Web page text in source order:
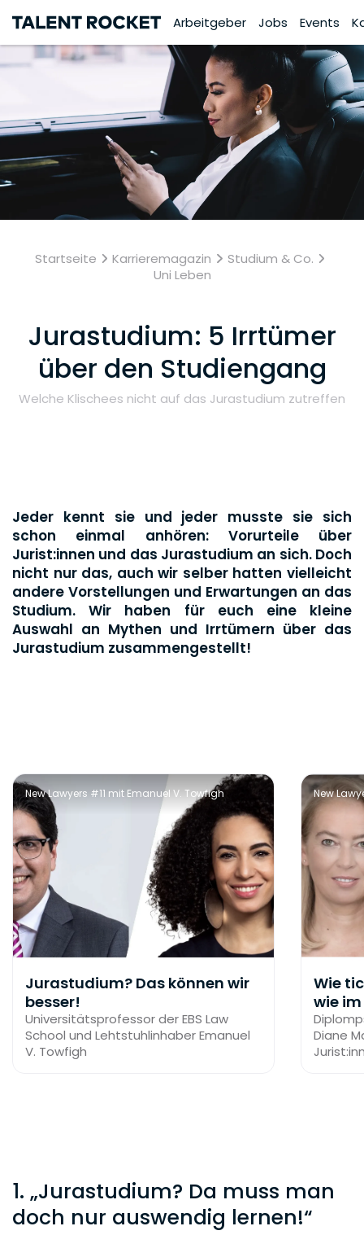
Arbeitgeber Jobs Events
Startseite Karrieremagazin
Studium & Co.
Uni Leben
Jurastudium: 5 Irrtümer
über den Studiengang
Welche Klischees nicht auf das Jurastudium zutreffen
Jeder kennt sie und jeder musste sie sich
schon einmal anhören: Vorurteile über
Jurist:innen und das Jurastudium an sich. Doch
nicht nur das, auch wir selber hatten vielleicht
andere Vorstellungen und Erwartungen an das
Studium. Wir haben für euch eine kleine
Auswahl an Mythen und Irrtümern über das
Jurastudium zusammengestellt!
New Lawyers #11 mit Emanuel V. Towfigh
Jurastudium? Das können wir
besser!
Universitätsprofessor der EBS Law
School und Lehtstuhlinhaber Emanuel
V. Towfigh
New
Wie
wie
Diane
1. „Jurastudium? Da muss man
doch nur auswendig lernen!“